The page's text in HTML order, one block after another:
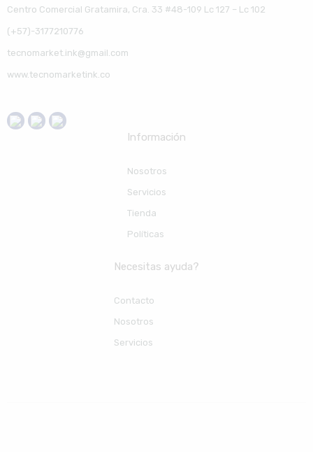
Centro Comercial Gratamira, Cra. 33 #48-109 Lc 127 – Lc 102
(+57)-3177210776
tecnomarket.ink@gmail.com
www.tecnomarketink.co
Información
Nosotros
Servicios
Tienda
Políticas
Necesitas ayuda?
Contacto
Nosotros
Servicios